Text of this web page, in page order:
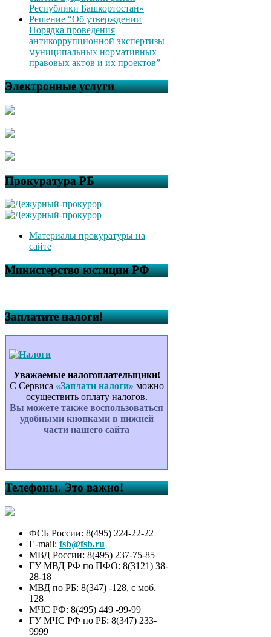
Республики Башкортостан»
Решение “Об утверждении
Порядка проведения
антикоррупционной экспертизы
муниципальных нормативных
правовых актов и их проектов”
Электронные услуги
Прокуратура РБ
Материалы прокуратуры на
сайте
Министерство юстиции РФ
Заплатите налоги!
Уважаемые налогоплательщики!
С Сервиса «Заплати налоги» можно
осуществить оплату налогов.
Вы можете также воспользоваться
удобными кнопками в нижней
части нашего сайта
Телефоны. Это важно!
ФСБ России: 8(495) 224-22-22
E-mail: fsb@fsb.ru
МВД России: 8(495) 237-75-85
ГУ МВД РФ по ПФО: 8(3121) 38-
28-18
МВД по РБ: 8(347) -128, с моб. —
128
МЧС РФ: 8(495) 449 -99-99
ГУ МЧС РФ по РБ: 8(347) 233-
9999